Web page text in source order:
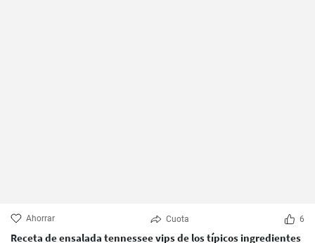
Ahorrar Cuota 6
Receta de ensalada tennessee vips de los típicos ingredientes